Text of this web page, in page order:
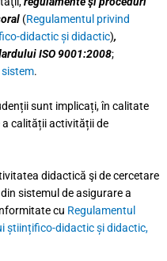
(Regulamentul privind
didactic și didactic),
ISO 9001:2008;
sistem.
sunt implicați, în calitate
a calității activității de
didactică şi de cercetare
sistemul de asigurare a
cu Regulamentul
științifico-didactic și didactic,